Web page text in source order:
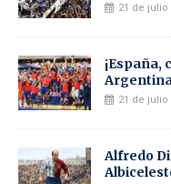
21 de julio
¡España,
21 de julio
Alfredo